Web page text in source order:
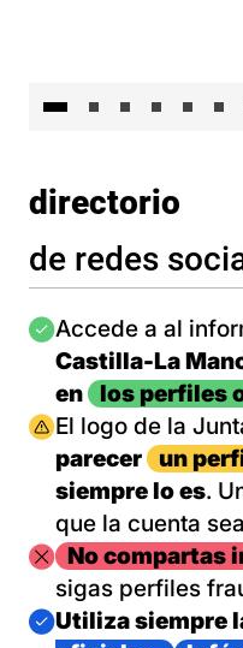
directorio
de redes
Imagen
Accede a al
Castilla-La
en
los perfiles
Imagen
El logo de la
parecer
un
siempre lo es.
que la cuenta
ImagenNo compartas
sigas perfiles
Imagen
Utiliza siempre